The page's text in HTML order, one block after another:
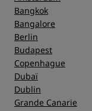
Bangkok
Bangalore
Berlin
Budapest
Copenhague
Dubaï
Dublin
Grande Canarie